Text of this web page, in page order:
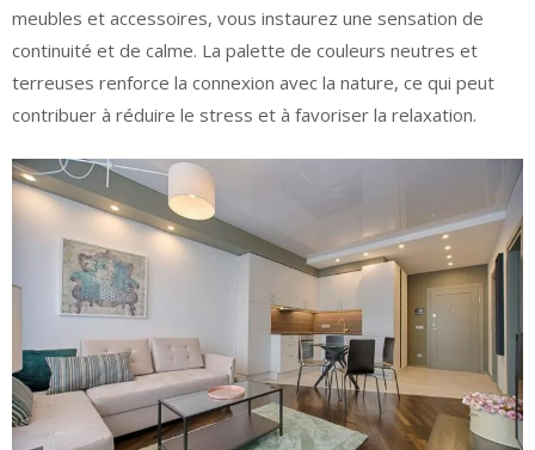
meubles et accessoires, vous instaurez une sensation de
continuité et de calme. La palette de couleurs neutres et
terreuses renforce la connexion avec la nature, ce qui peut
contribuer à réduire le stress et à favoriser la relaxation.